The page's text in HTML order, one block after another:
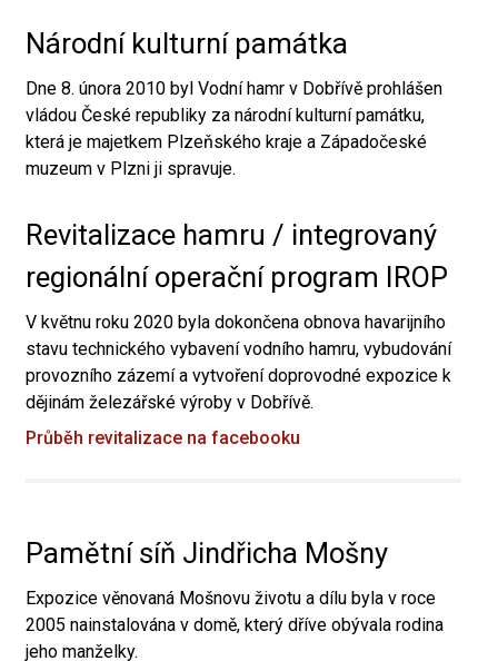
Národní kulturní památka
Dne 8. února 2010 byl Vodní hamr v Dobřívě prohlášen
vládou České republiky za národní kulturní památku,
která je majetkem Plzeňského kraje a Západočeské
muzeum v Plzni ji spravuje.
Revitalizace hamru / integrovaný
regionální operační program IROP
V květnu roku 2020 byla dokončena obnova havarijního
stavu technického vybavení vodního hamru, vybudování
provozního zázemí a vytvoření doprovodné expozice k
dějinám železářské výroby v Dobřívě.
Průběh revitalizace na facebooku
Pamětní síň Jindřicha Mošny
Expozice věnovaná Mošnovu životu a dílu byla v roce
2005 nainstalována v domě, který dříve obývala rodina
jeho manželky.